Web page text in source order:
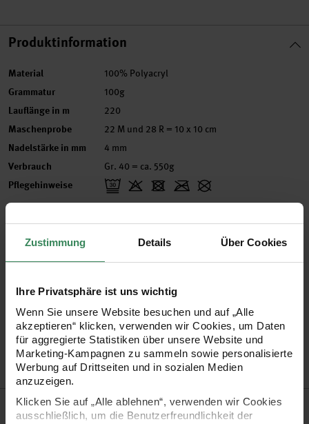
Zustimmung Details Über Cookies
Ihre Privatsphäre ist uns wichtig
Wenn Sie unsere Website besuchen und auf „Alle
akzeptieren“ klicken, verwenden wir Cookies, um Daten
für aggregierte Statistiken über unsere Website und
Marketing-Kampagnen zu sammeln sowie personalisierte
Werbung auf Drittseiten und in sozialen Medien
anzuzeigen.
Klicken Sie auf „Alle ablehnen“, verwenden wir Cookies
ausschließlich, um die Benutzerfreundlichkeit der
Produktinformation
Material 100% Polyacryl
Grammatur 100g
Lauflänge in m 220
Maschenprobe 22 M und 28 R = 10 x 10 cm
Nadelstärke in mm 4 mm
Verbrauch Gr. 40 = ca. 550g
Pflegehinweise
Zertifizierung
Artikel-Nr.383230.032
Bestell-Nr.3557587
Produktbeschreibung